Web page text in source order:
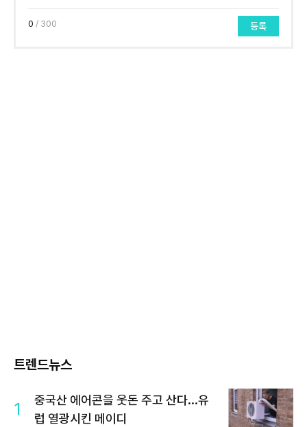
0 / 300 등록
트렌드뉴스
1
중국산 에어콘을 웃돈 주고 산다...유
럽 열광시킨 메이디